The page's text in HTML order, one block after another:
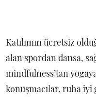
Katılımın ücretsiz
alan spordan dansa,
mindfulness’tan
konuşmacılar, ruha